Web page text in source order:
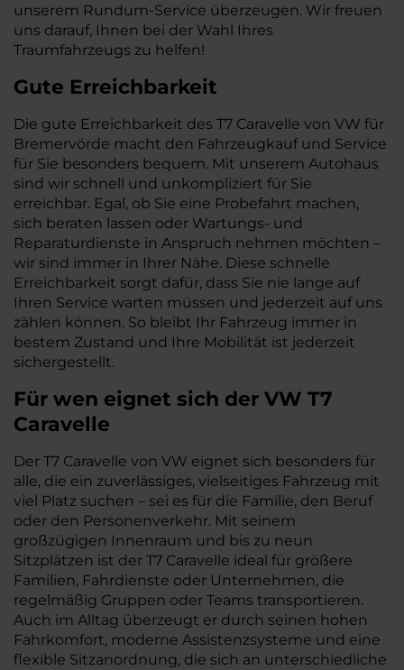
unserem Rundum-Service überzeugen. Wir freuen
uns darauf, Ihnen bei der Wahl Ihres
Traumfahrzeugs zu helfen!
Gute Erreichbarkeit
Die gute Erreichbarkeit des T7 Caravelle von VW für
Bremervörde macht den Fahrzeugkauf und Service
für Sie besonders bequem. Mit unserem Autohaus
sind wir schnell und unkompliziert für Sie
erreichbar. Egal, ob Sie eine Probefahrt machen,
sich beraten lassen oder Wartungs- und
Reparaturdienste in Anspruch nehmen möchten –
wir sind immer in Ihrer Nähe. Diese schnelle
Erreichbarkeit sorgt dafür, dass Sie nie lange auf
Ihren Service warten müssen und jederzeit auf uns
zählen können. So bleibt Ihr Fahrzeug immer in
bestem Zustand und Ihre Mobilität ist jederzeit
sichergestellt.
Für wen eignet sich der VW T7
Caravelle
Der T7 Caravelle von VW eignet sich besonders für
alle, die ein zuverlässiges, vielseitiges Fahrzeug mit
viel Platz suchen – sei es für die Familie, den Beruf
oder den Personenverkehr. Mit seinem
großzügigen Innenraum und bis zu neun
Sitzplätzen ist der T7 Caravelle ideal für größere
Familien, Fahrdienste oder Unternehmen, die
regelmäßig Gruppen oder Teams transportieren.
Auch im Alltag überzeugt er durch seinen hohen
Fahrkomfort, moderne Assistenzsysteme und eine
flexible Sitzanordnung, die sich an unterschiedliche